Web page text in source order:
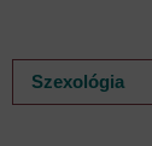
Szexológia